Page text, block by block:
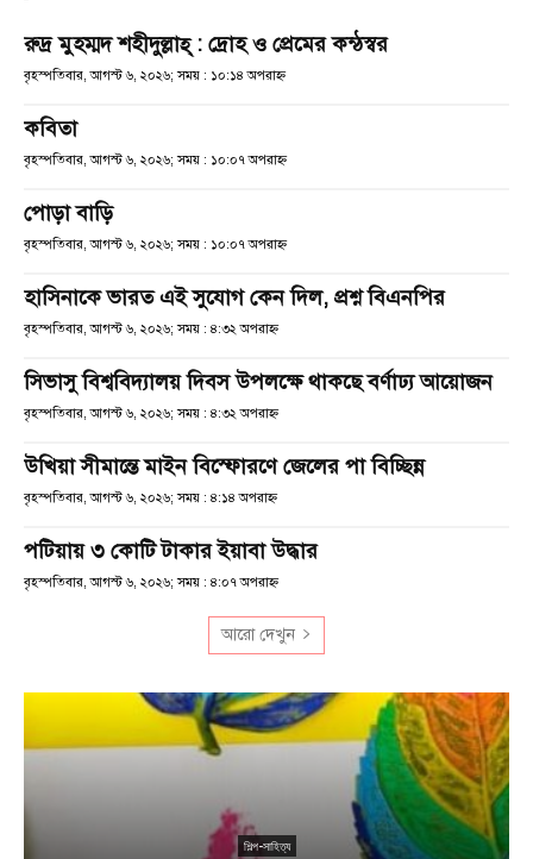
রুদ্র মুহম্মদ শহীদুল্লাহ্ : দ্রোহ ও প্রেমের কন্ঠস্বর
বৃহস্পতিবার, আগস্ট ৬, ২০২৬; সময় : ১০:১৪ অপরাহ্ণ
কবিতা
বৃহস্পতিবার, আগস্ট ৬, ২০২৬; সময় : ১০:০৭ অপরাহ্ণ
পোড়া বাড়ি
বৃহস্পতিবার, আগস্ট ৬, ২০২৬; সময় : ১০:০৭ অপরাহ্ণ
হাসিনাকে ভারত এই সুযোগ কেন দিল, প্রশ্ন বিএনপির
বৃহস্পতিবার, আগস্ট ৬, ২০২৬; সময় : ৪:৩২ অপরাহ্ণ
সিভাসু বিশ্ববিদ্যালয় দিবস উপলক্ষে থাকছে বর্ণাঢ্য আয়োজন
বৃহস্পতিবার, আগস্ট ৬, ২০২৬; সময় : ৪:৩২ অপরাহ্ণ
উখিয়া সীমান্তে মাইন বিস্ফোরণে জেলের পা বিচ্ছিন্ন
বৃহস্পতিবার, আগস্ট ৬, ২০২৬; সময় : ৪:১৪ অপরাহ্ণ
পটিয়ায় ৩ কোটি টাকার ইয়াবা উদ্ধার
বৃহস্পতিবার, আগস্ট ৬, ২০২৬; সময় : ৪:০৭ অপরাহ্ণ
আরো দেখুন
শিল্প-সাহিত্য